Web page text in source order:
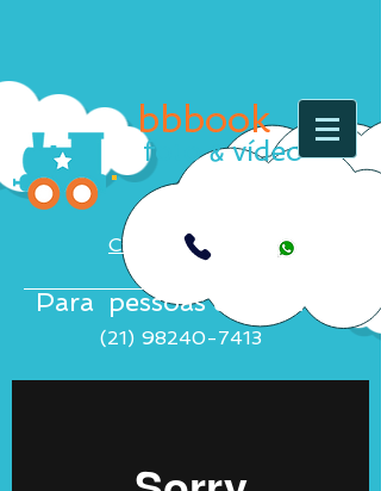
Clique aqui
bbbook
foto&vídeo
Para pessoas exigentes
(21) 98240-7413